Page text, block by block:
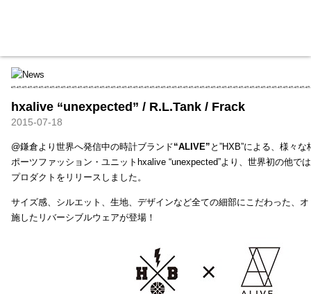
hxalive “unexpected” / R.L.Tank / Frack
2015-07-18
@鎌倉より世界へ発信中の時計ブランド“ALIVE” と”HXB”による、様々
ポーツファッション・ユニットhxalive “unexpected”より、世界初の他で
プロダクトをリリースしました。
サイズ感、シルエット、生地、デザインなど全ての細部にこだわった、
施したリバーシブルウェアが登場！